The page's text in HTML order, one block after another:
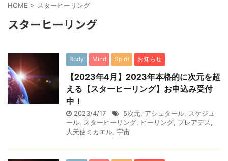
HOME > スターヒーリング
スターヒーリング
Body Mind Spirit お知らせ
【2023年4月】2023年本格的に次元を超
える【スターヒーリング】お申込み受付
中！
2023/4/17 5次元, アシュタール, スケジュ
ール, スターヒーリング, ヒーリング, プレアデス,
大天使ミカエル, 宇宙